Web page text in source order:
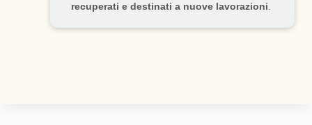
recuperati e destinati a nuove lavorazioni.